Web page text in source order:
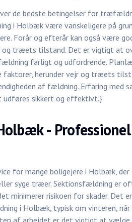
de bedste betingelser for
i Holbæk være vanskeligere på
Forår og efterår kan også være
træets tilstand. Det er vigtigt at
farligt og udfordrende.
faktorer, herunder vejr og træets
af fældning. Erfaring
udføres sikkert og effektivt.}
-
for mange boligejere i Holbæk, der
syge træer. Sektionsfældning er
minimerer risikoen for skader. Det
i Holbæk, typisk om vinteren,
af arbejdet er det vigtigt at